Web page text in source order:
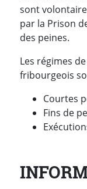
sont
par la Prison
des peines.
Les régimes
fribourgeois
Courtes
Fins de